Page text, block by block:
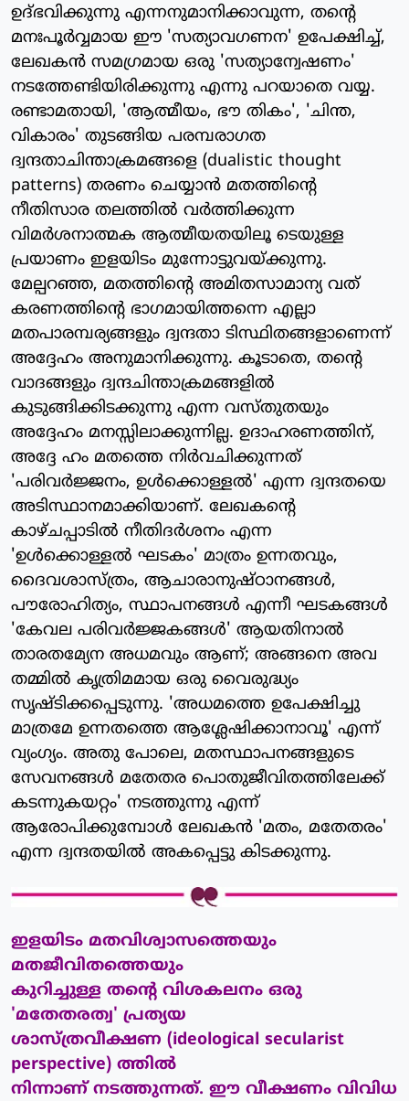
ഉദ്ഭവിക്കുന്നു എന്നനുമാനിക്കാവുന്ന, തന്റെ
മനഃപൂര്‍വ്വമായ ഈ 'സത്യാവഗണന' ഉപേക്ഷിച്ച്,
ലേഖകന്‍ സമഗ്രമായ ഒരു 'സത്യാന്വേഷണം'
നടത്തേണ്ടിയിരിക്കുന്നു എന്നു പറയാതെ വയ്യ.
രണ്ടാമതായി, 'ആത്മീയം, ഭൗ തികം', 'ചിന്ത,
വികാരം' തുടങ്ങിയ പരമ്പരാഗത
ദ്വന്ദതാചിന്താക്രമങ്ങളെ (dualistic thought
patterns) തരണം ചെയ്യാന്‍ മതത്തിന്റെ
നീതിസാര തലത്തില്‍ വര്‍ത്തിക്കുന്ന
വിമര്‍ശനാത്മക ആത്മീയതയിലൂ ടെയുള്ള
പ്രയാണം ഇളയിടം മുന്നോട്ടുവയ്ക്കുന്നു.
മേല്പറഞ്ഞ, മതത്തിന്റെ അമിതസാമാന്യ വത്
കരണത്തിന്റെ ഭാഗമായിത്തന്നെ എല്ലാ
മതപാരമ്പര്യങ്ങളും ദ്വന്ദതാ ടിസ്ഥിതങ്ങളാണെന്ന്
അദ്ദേഹം അനുമാനിക്കുന്നു. കൂടാതെ, തന്റെ
വാദങ്ങളും ദ്വന്ദചിന്താക്രമങ്ങളില്‍
കുടുങ്ങിക്കിടക്കുന്നു എന്ന വസ്തുതയും
അദ്ദേഹം മനസ്സിലാക്കുന്നില്ല. ഉദാഹരണത്തിന്,
അദ്ദേ ഹം മതത്തെ നിര്‍വചിക്കുന്നത്
'പരിവര്‍ജ്ജനം, ഉള്‍ക്കൊള്ളല്‍' എന്ന ദ്വന്ദതയെ
അടിസ്ഥാനമാക്കിയാണ്. ലേഖകന്റെ
കാഴ്ചപ്പാടില്‍ നീതിദര്‍ശനം എന്ന
'ഉള്‍ക്കൊള്ളല്‍ ഘടകം' മാത്രം ഉന്നതവും,
ദൈവശാസ്ത്രം, ആചാരാനുഷ്ഠാനങ്ങള്‍,
പൗരോഹിത്യം, സ്ഥാപനങ്ങള്‍ എന്നീ ഘടകങ്ങള്‍
'കേവല പരിവര്‍ജ്ജകങ്ങള്‍' ആയതിനാല്‍
താരതമ്യേന അധമവും ആണ്; അങ്ങനെ അവ
തമ്മില്‍ കൃത്രിമമായ ഒരു വൈരുദ്ധ്യം
സൃഷ്ടിക്കപ്പെടുന്നു. 'അധമത്തെ ഉപേക്ഷിച്ചു
മാത്രമേ ഉന്നതത്തെ ആശ്ലേഷിക്കാനാവൂ' എന്ന്
വ്യംഗ്യം. അതു പോലെ, മതസ്ഥാപനങ്ങളുടെ
സേവനങ്ങള്‍ മതേതര പൊതുജീവിതത്തിലേക്ക്
കടന്നുകയറ്റം' നടത്തുന്നു എന്ന്
ആരോപിക്കുമ്പോള്‍ ലേഖകന്‍ 'മതം, മതേതരം'
എന്ന ദ്വന്ദതയില്‍ അകപ്പെട്ടു കിടക്കുന്നു.
ഇളയിടം മതവിശ്വാസത്തെയും
മതജീവിതത്തെയും
കുറിച്ചുള്ള തന്റെ വിശകലനം ഒരു
'മതേതരത്വ' പ്രത്യയ
ശാസ്ത്രവീക്ഷണ (ideological secularist
perspective) ത്തില്‍
നിന്നാണ് നടത്തുന്നത്. ഈ വീക്ഷണം വിവിധ